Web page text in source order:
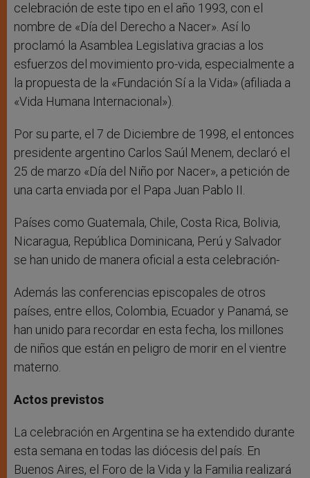
celebración de este tipo en el año 1993, con el
nombre de «Día del Derecho a Nacer». Así lo
proclamó la Asamblea Legislativa gracias a los
esfuerzos del movimiento pro-vida, especialmente a
la propuesta de la «Fundación Sí a la Vida» (afiliada a
«Vida Humana Internacional»).
Por su parte, el 7 de Diciembre de 1998, el entonces
presidente argentino Carlos Saúl Menem, declaró el
25 de marzo «Día del Niño por Nacer», a petición de
una carta enviada por el Papa Juan Pablo II.
Países como Guatemala, Chile, Costa Rica, Bolivia,
Nicaragua, República Dominicana, Perú y Salvador
se han unido de manera oficial a esta celebración-
Además las conferencias episcopales de otros
países, entre ellos, Colombia, Ecuador y Panamá, se
han unido para recordar en esta fecha, los millones
de niños que están en peligro de morir en el vientre
materno.
Actos previstos
La celebración en Argentina se ha extendido durante
esta semana en todas las diócesis del país. En
Buenos Aires, el Foro de la Vida y la Familia realizará